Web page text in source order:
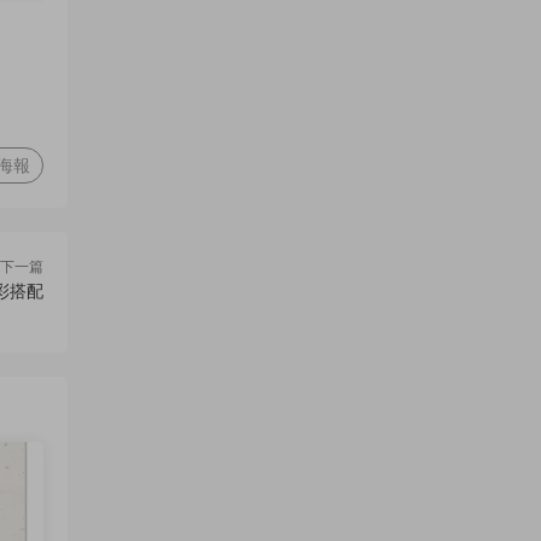
報
下一篇
搭配